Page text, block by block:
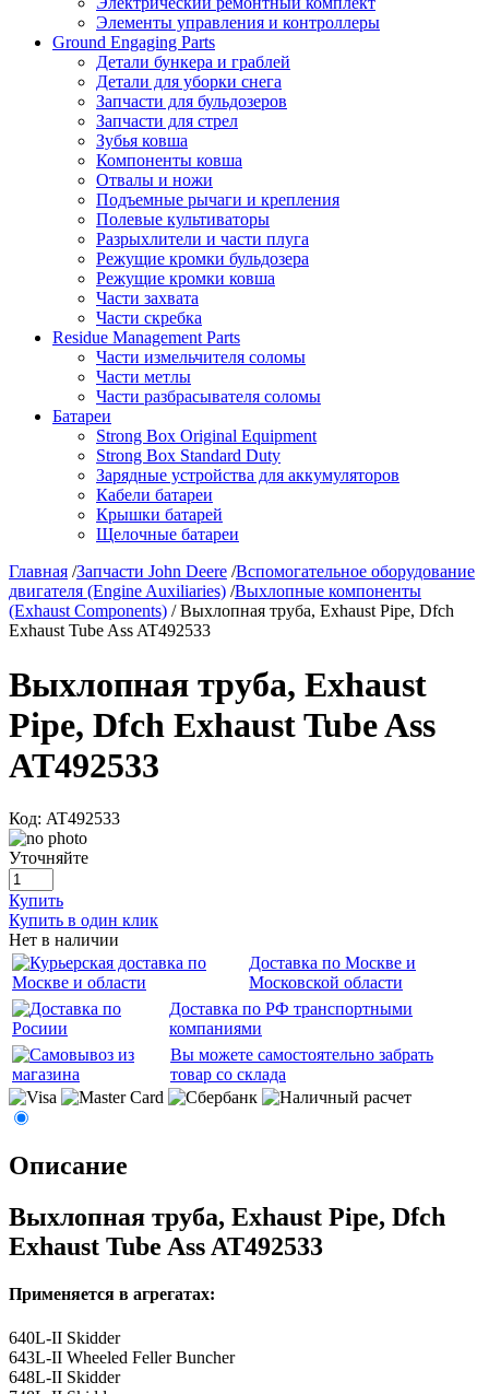
Элементы управления и контроллеры
Ground Engaging Parts
Детали бункера и граблей
Детали для уборки снега
Запчасти для бульдозеров
Запчасти для стрел
Зубья ковша
Компоненты ковша
Отвалы и ножи
Подъемные рычаги и крепления
Полевые культиваторы
Разрыхлители и части плуга
Режущие кромки бульдозера
Режущие кромки ковша
Части захвата
Части скребка
Residue Management Parts
Части измельчителя соломы
Части метлы
Части разбрасывателя соломы
Батареи
Strong Box Original Equipment
Strong Box Standard Duty
Зарядные устройства для аккумуляторов
Кабели батареи
Крышки батарей
Щелочные батареи
Главная /Запчасти John Deere /Вспомогательное оборудование
двигателя (Engine Auxiliaries) /Выхлопные компоненты
(Exhaust Components) / Выхлопная труба, Exhaust Pipe, Dfch
Exhaust Tube Ass AT492533
Выхлопная труба, Exhaust
Pipe, Dfch Exhaust Tube Ass
AT492533
Код: AT492533
Уточняйте
Купить
Купить в один клик
Нет в наличии
Доставка по Москве и
Московской области
Доставка по РФ транспортными
компаниями
Вы можете самостоятельно забрать
товар со склада
Описание
Выхлопная труба, Exhaust Pipe, Dfch
Exhaust Tube Ass AT492533
Применяется в агрегатах:
640L-II Skidder
643L-II Wheeled Feller Buncher
648L-II Skidder